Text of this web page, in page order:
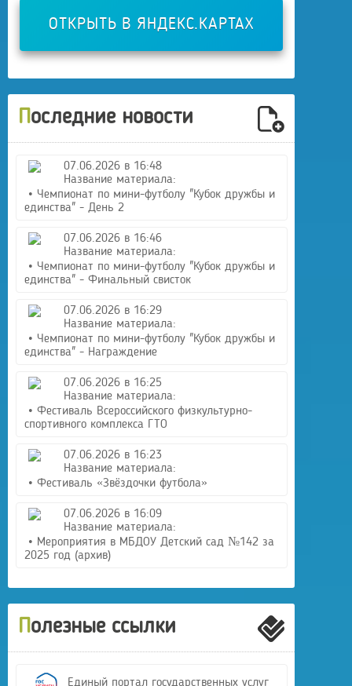
ОТКРЫТЬ В ЯНДЕКС.КАРТАХ
Последние новости
07.06.2026 в 16:48
Название материала:
• Чемпионат по мини-футболу "Кубок дружбы и
единства" - День 2
07.06.2026 в 16:46
Название материала:
• Чемпионат по мини-футболу "Кубок дружбы и
единства" - Финальный свисток
07.06.2026 в 16:29
Название материала:
• Чемпионат по мини-футболу "Кубок дружбы и
единства" - Награждение
07.06.2026 в 16:25
Название материала:
• Фестиваль Всероссийского физкультурно-
спортивного комплекса ГТО
07.06.2026 в 16:23
Название материала:
• Фестиваль «Звёздочки футбола»
07.06.2026 в 16:09
Название материала:
• Мероприятия в МБДОУ Детский сад №142 за
2025 год (архив)
Полезные ссылки
Единый портал государственных услуг